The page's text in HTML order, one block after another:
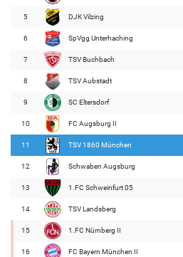
5 DJK Vilzing
6 SpVgg Unterhaching
7 TSV Buchbach
8 TSV Aubstadt
9 SC Eltersdorf
10 FC Augsburg II
11 TSV 1860 München
12 Schwaben Augsburg
13 1.FC Schweinfurt 05
14 TSV Landsberg
15 1.FC Nürnberg II
16 FC Bayern München II